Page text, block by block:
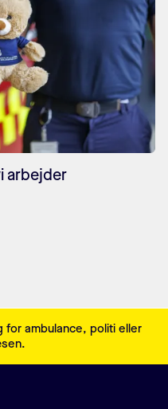
arbejder
for ambulance, politi eller